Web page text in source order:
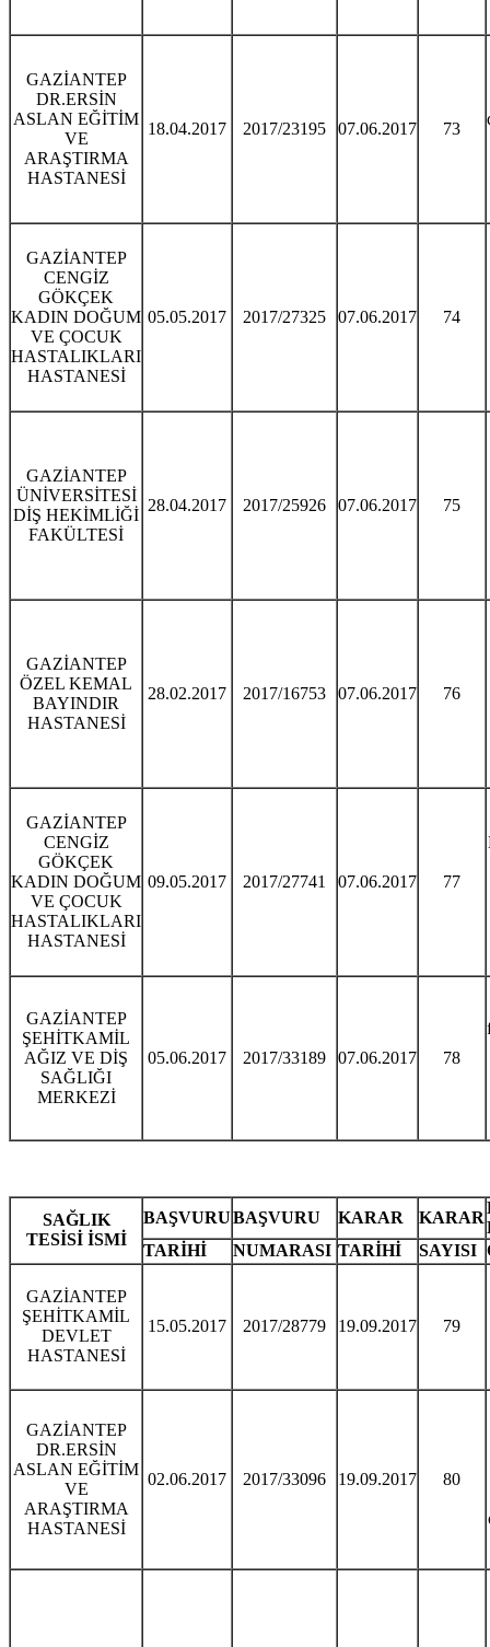
GAZİANTEP
DR.ERSİN
ASLAN EĞİTİM
VE
ARAŞTIRMA
HASTANESİ
18.04.2017 2017/23195 07.06.2017 73
GAZİANTEP
CENGİZ
GÖKÇEK
KADIN DOĞUM
VE ÇOCUK
HASTALIKLARI
HASTANESİ
05.05.2017 2017/27325 07.06.2017 74
GAZİANTEP
ÜNİVERSİTESİ
DİŞ HEKİMLİĞİ
FAKÜLTESİ
28.04.2017 2017/25926 07.06.2017 75
GAZİANTEP
ÖZEL KEMAL
BAYINDIR
HASTANESİ
28.02.2017 2017/16753 07.06.2017 76
GAZİANTEP
CENGİZ
GÖKÇEK
KADIN DOĞUM
VE ÇOCUK
HASTALIKLARI
HASTANESİ
09.05.2017 2017/27741 07.06.2017 77
GAZİANTEP
ŞEHİTKAMİL
AĞIZ VE DİŞ
SAĞLIĞI
MERKEZİ
05.06.2017 2017/33189 07.06.2017 78
SAĞLIK
TESİSİ İSMİ
BAŞVURUBAŞVURU KARAR KARAR
TARİHİ
NUMARASI TARİHİ SAYISI
GAZİANTEP
ŞEHİTKAMİL
DEVLET
HASTANESİ
15.05.2017 2017/28779 19.09.2017 79
GAZİANTEP
DR.ERSİN
ASLAN EĞİTİM
VE
ARAŞTIRMA
HASTANESİ
02.06.2017 2017/33096 19.09.2017 80